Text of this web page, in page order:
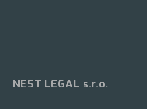
NEST LEGAL s.r.o.